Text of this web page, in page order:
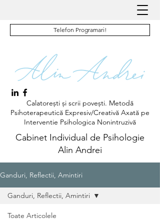
Calatorești și scrii povești. Metodă
Psihoterapeutică Expresiv/Creativă Axată pe
Interventie Psihologica Nonintruzivă
Telefon Programari!
Cabinet Individual de Psihologie
Alin Andrei
Ganduri, Reflectii, Amintiri
Toate Articolele
Ganduri, Reflectii, Amintiri